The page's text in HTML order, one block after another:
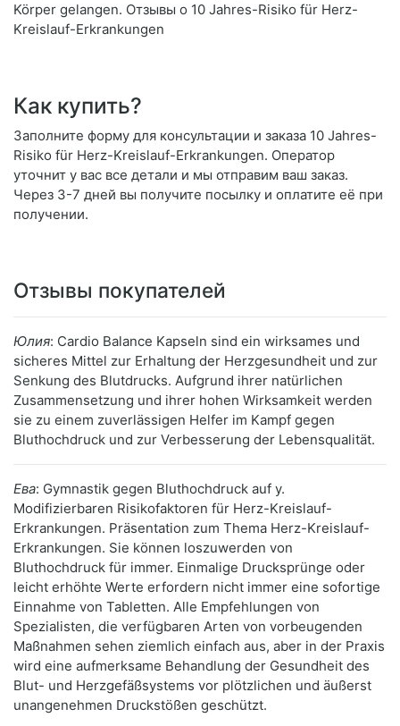
Körper gelangen. Отзывы о 10 Jahres-Risiko für Herz-
Kreislauf-Erkrankungen
Как купить?
Заполните форму для консультации и заказа 10 Jahres-
Risiko für Herz-Kreislauf-Erkrankungen. Оператор
уточнит у вас все детали и мы отправим ваш заказ.
Через 3-7 дней вы получите посылку и оплатите её при
получении.
Отзывы покупателей
Юлия: Cardio Balance Kapseln sind ein wirksames und
sicheres Mittel zur Erhaltung der Herzgesundheit und zur
Senkung des Blutdrucks. Aufgrund ihrer natürlichen
Zusammensetzung und ihrer hohen Wirksamkeit werden
sie zu einem zuverlässigen Helfer im Kampf gegen
Bluthochdruck und zur Verbesserung der Lebensqualität.
Ева: Gymnastik gegen Bluthochdruck auf у.
Modifizierbaren Risikofaktoren für Herz-Kreislauf-
Erkrankungen. Präsentation zum Thema Herz-Kreislauf-
Erkrankungen. Sie können loszuwerden von
Bluthochdruck für immer. Einmalige Drucksprünge oder
leicht erhöhte Werte erfordern nicht immer eine sofortige
Einnahme von Tabletten. Alle Empfehlungen von
Spezialisten, die verfügbaren Arten von vorbeugenden
Maßnahmen sehen ziemlich einfach aus, aber in der Praxis
wird eine aufmerksame Behandlung der Gesundheit des
Blut- und Herzgefäßsystems vor plötzlichen und äußerst
unangenehmen Druckstößen geschützt.